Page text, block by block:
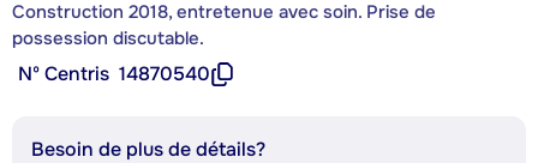
Construction 2018, entretenue avec soin. Prise de
possession discutable.
Nº Centris 14870540
Besoin de plus de détails?